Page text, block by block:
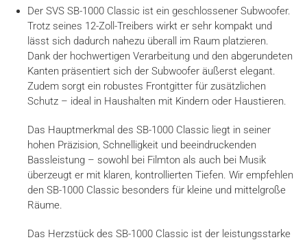
Der SVS SB-1000 Classic ist ein geschlossener Subwoofer.
Trotz seines 12-Zoll-Treibers wirkt er sehr kompakt und
lässt sich dadurch nahezu überall im Raum platzieren.
Dank der hochwertigen Verarbeitung und den abgerundeten
Kanten präsentiert sich der Subwoofer äußerst elegant.
Zudem sorgt ein robustes Frontgitter für zusätzlichen
Schutz – ideal in Haushalten mit Kindern oder Haustieren.
Das Hauptmerkmal des SB-1000 Classic liegt in seiner
hohen Präzision, Schnelligkeit und beeindruckenden
Bassleistung – sowohl bei Filmton als auch bei Musik
überzeugt er mit klaren, kontrollierten Tiefen. Wir empfehlen
den SB-1000 Classic besonders für kleine und mittelgroße
Räume.
Das Herzstück des SB-1000 Classic ist der leistungsstarke